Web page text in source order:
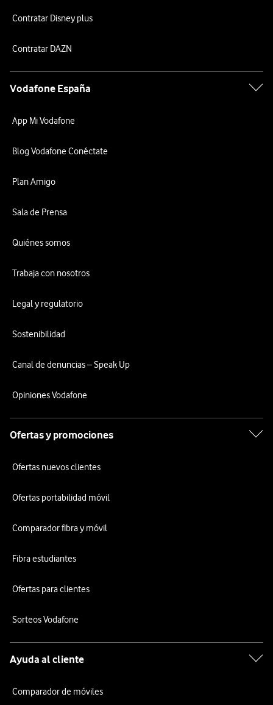
Contratar Disney plus
Contratar DAZN
Vodafone España
App Mi Vodafone
Blog Vodafone Conéctate
Plan Amigo
Sala de Prensa
Quiénes somos
Trabaja con nosotros
Legal y regulatorio
Sostenibilidad
Canal de denuncias – Speak Up
Opiniones Vodafone
Ofertas y promociones
Ofertas nuevos clientes
Ofertas portabilidad móvil
Comparador fibra y móvil
Fibra estudiantes
Ofertas para clientes
Sorteos Vodafone
Ayuda al cliente
Comparador de móviles